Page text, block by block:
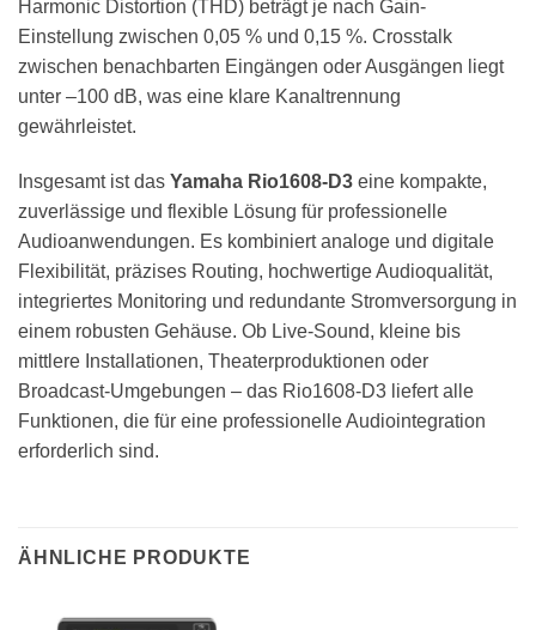
Harmonic Distortion (THD) beträgt je nach Gain-
Einstellung zwischen 0,05 % und 0,15 %. Crosstalk
zwischen benachbarten Eingängen oder Ausgängen liegt
unter –100 dB, was eine klare Kanaltrennung
gewährleistet.
Insgesamt ist das Yamaha Rio1608-D3 eine kompakte,
zuverlässige und flexible Lösung für professionelle
Audioanwendungen. Es kombiniert analoge und digitale
Flexibilität, präzises Routing, hochwertige Audioqualität,
integriertes Monitoring und redundante Stromversorgung in
einem robusten Gehäuse. Ob Live-Sound, kleine bis
mittlere Installationen, Theaterproduktionen oder
Broadcast-Umgebungen – das Rio1608-D3 liefert alle
Funktionen, die für eine professionelle Audiointegration
erforderlich sind.
ÄHNLICHE PRODUKTE